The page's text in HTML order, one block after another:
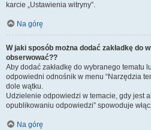
karcie „Ustawienia witryny”.
Na górę
W jaki sposób można dodać zakładkę do
obserwować??
Aby dodać zakładkę do wybranego tematu
odpowiedni odnośnik w menu “Narzędzia
dole wątku.
Udzielenie odpowiedzi w temacie, gdy jest
opublikowaniu odpowiedzi” spowoduje
Na górę